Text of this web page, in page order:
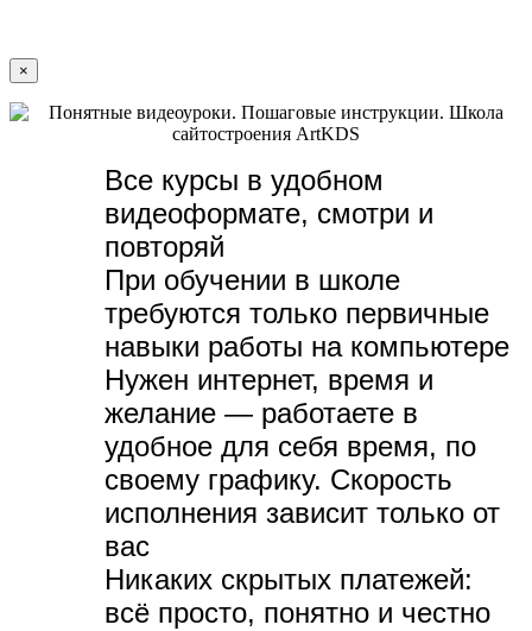
×
Все курсы в удобном
видеоформате, смотри и
повторяй
При обучении в школе
требуются только первичные
навыки работы на компьютере
Нужен интернет, время и
желание — работаете в
удобное для себя время, по
своему графику. Скорость
исполнения зависит только от
вас
Никаких скрытых платежей:
всё просто, понятно и честно